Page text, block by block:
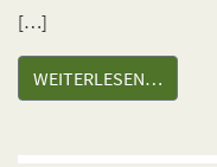
[…]
WEITERLESEN…